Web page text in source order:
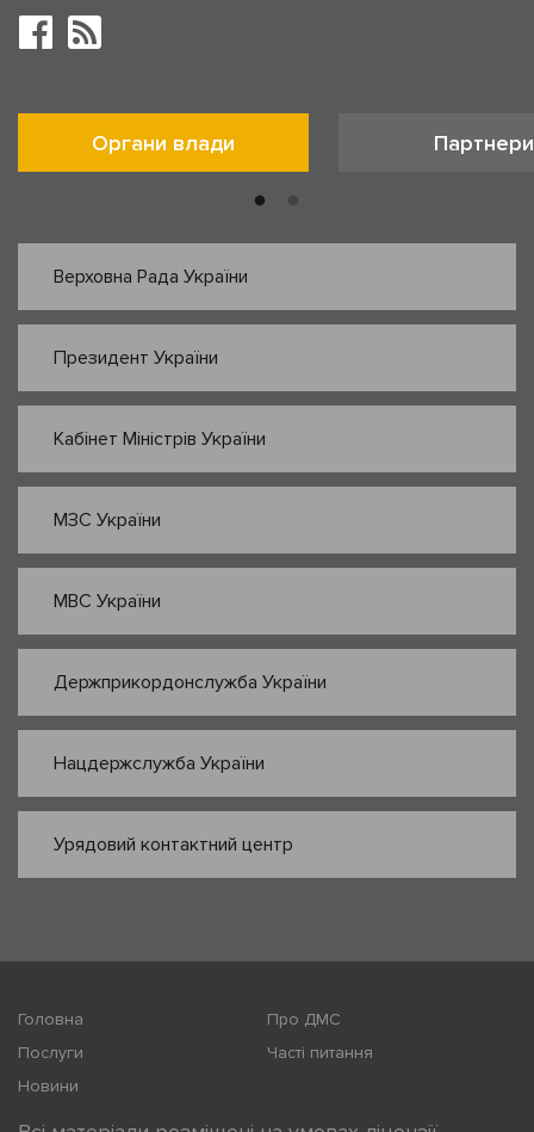
Органи влади Партнери
Верховна Рада України
Президент України
Кабінет Міністрів України
МЗС України
МВС України
Держприкордонслужба України
Нацдержслужба України
Урядовий контактний центр
Головна
Про ДМС
Послуги
Часті питання
Новини